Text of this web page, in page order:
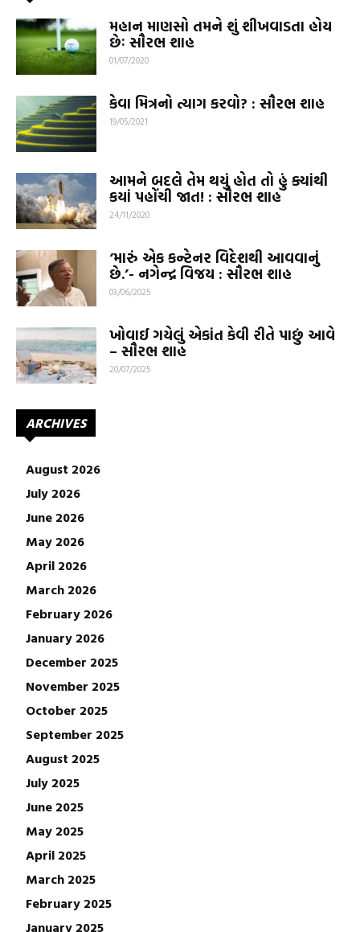
મહાન માણસો તમને શું શીખવાડતા હોય
છેઃ સૌરભ શાહ
01/07/2020
કેવા મિત્રનો ત્યાગ કરવો? : સૌરભ શાહ
19/05/2021
આમને બદલે તેમ થયું હોત તો હું ક્યાંથી
કયાં પહોંચી જાત! : સૌરભ શાહ
24/11/2020
‘મારું એક કન્ટેનર વિદેશથી આવવાનું
છે.’- નગેન્દ્ર વિજય : સૌરભ શાહ
03/06/2025
ખોવાઈ ગયેલું એકાંત કેવી રીતે પાછું આવે
– સૌરભ શાહ
20/07/2025
ARCHIVES
August 2026
July 2026
June 2026
May 2026
April 2026
March 2026
February 2026
January 2026
December 2025
November 2025
October 2025
September 2025
August 2025
July 2025
June 2025
May 2025
April 2025
March 2025
February 2025
January 2025